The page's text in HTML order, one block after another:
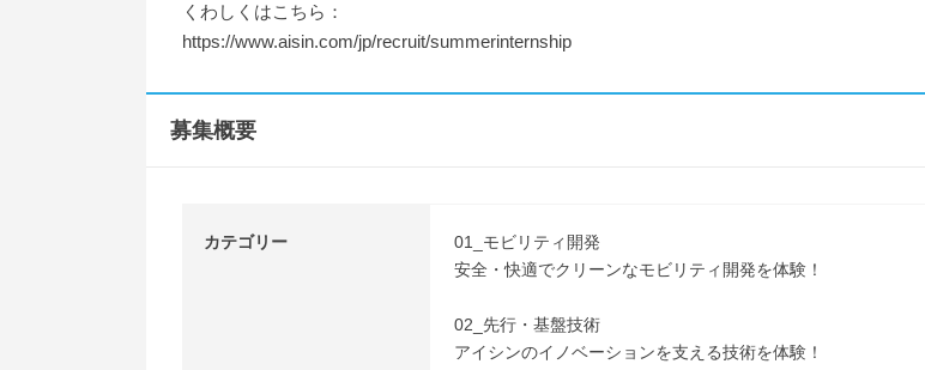
くわしくはこちら：
https://www.aisin.com/jp/recruit/summerinternship
募集概要
カテゴリー
01_モビリティ開発
安全・快適でクリーンなモビリティ開発を体験！
02_先行・基盤技術
アイシンのイノベーションを支える技術を体験！